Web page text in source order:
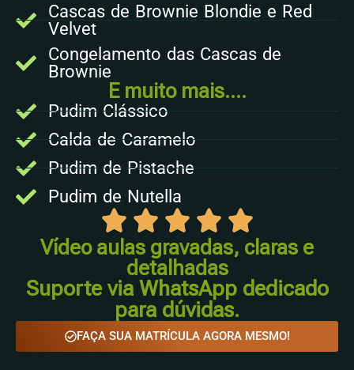
Cascas de Brownie Blondie e Red
Velvet
Congelamento das Cascas de
Brownie
E muito mais....
Pudim Clássico
Calda de Caramelo
Pudim de Pistache
Pudim de Nutella
Vídeo aulas gravadas, claras e
detalhadas
Suporte via WhatsApp dedicado
para dúvidas.
FAÇA SUA MATRÍCULA AGORA MESMO!